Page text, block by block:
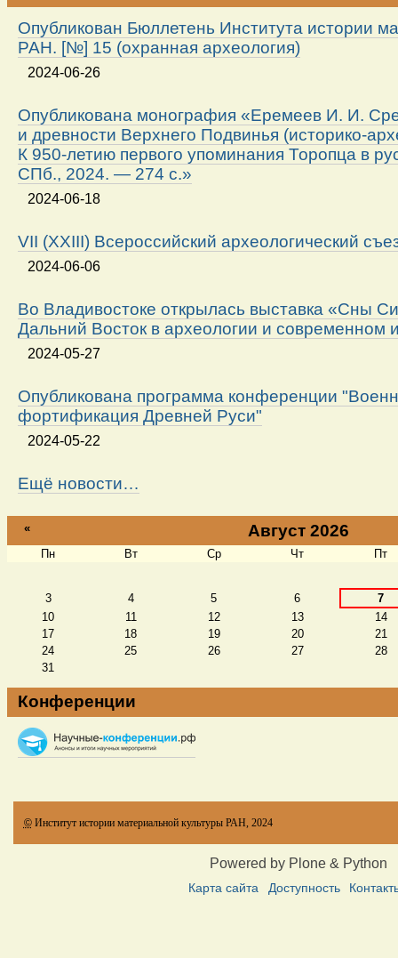
Опубликован Бюллетень Института истории
РАН. [№] 15 (охранная археология)
2024-06-26
Опубликована монография «Еремеев И. И.
и древности Верхнего Подвинья (историко-
К 950-летию первого упоминания Торопца в
СПб., 2024. — 274 с.»
2024-06-18
VII (XXIII) Всероссийский археологический
2024-06-06
Во Владивостоке открылась выставка «Сны
Дальний Восток в археологии и современном
2024-05-27
Опубликована программа конференции
фортификация Древней Руси"
2024-05-22
Ещё новости…
« Август 2026
Пн Вт Ср Чт Пт
3 4 5 6
7
10
11 12 13
14
17
18 19 20
21
24
25 26 27
28
31
Конференции
© Институт истории материальной культуры РАН, 2024
Powered by Plone & Python
Карта сайта Доступность